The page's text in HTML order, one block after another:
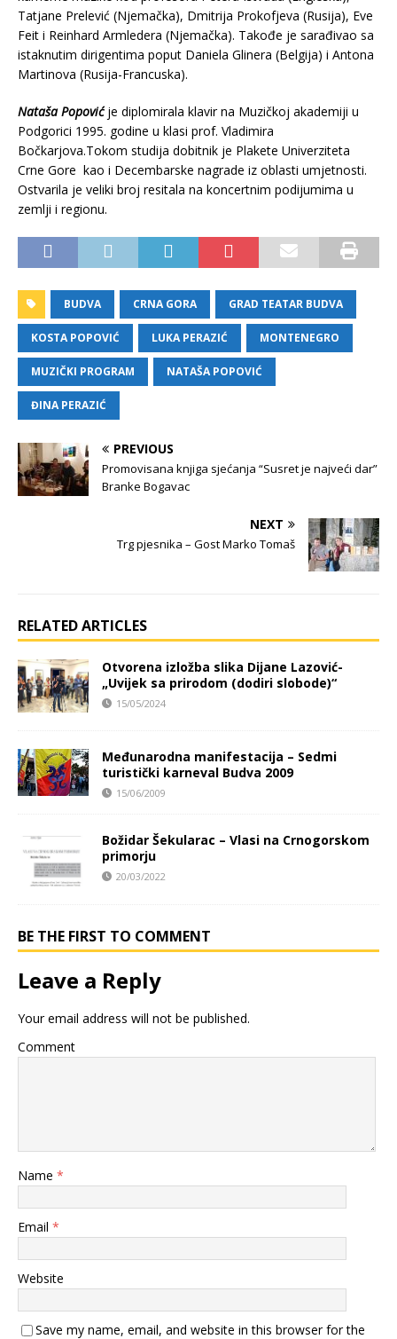
Tatjane Prelević (Njemačka), Dmitrija Prokofjeva (Rusija), Eve
Feit i Reinhard Armledera (Njemačka). Takođe je sarađivao sa
istaknutim dirigentima poput Daniela Glinera (Belgija) i Antona
Martinova (Rusija-Francuska).
Nataša Popovićje diplomirala klavir na Muzičkoj akademiji u
Podgorici 1995. godine u klasi prof. Vladimira
Bočkarjova.Tokom studija dobitnik je Plakete Univerziteta
Crne Gore kao i Decembarske nagrade iz oblasti umjetnosti.
Ostvarila je veliki broj resitala na koncertnim podijumima u
zemlji i regionu.
BUDVA CRNA GORA GRAD TEATAR BUDVA
KOSTA POPOVIĆ LUKA PERAZIĆ MONTENEGRO
MUZIČKI PROGRAM NATAŠA POPOVIĆ
ĐINA PERAZIĆ
PREVIOUS
Promovisana knjiga sjećanja “Susret je najveći dar”
Branke Bogavac
NEXT
Trg pjesnika – Gost Marko Tomaš
RELATED ARTICLES
Otvorena izložba slika Dijane Lazović-
„Uvijek sa prirodom (dodiri slobode)“
15/05/2024
Međunarodna manifestacija – Sedmi
turistički karneval Budva 2009
15/06/2009
Božidar Šekularac – Vlasi na Crnogorskom
primorju
20/03/2022
BE THE FIRST TO COMMENT
Leave a Reply
Your email address will not be published.
Comment
Name *
Email *
Website
Save my name, email, and website in this browser for the